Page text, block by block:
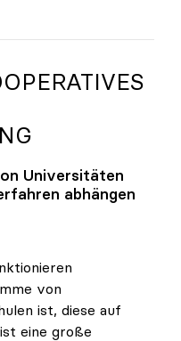
sollen keine
Universitäten
abhängen
von
ist, diese auf
eine große